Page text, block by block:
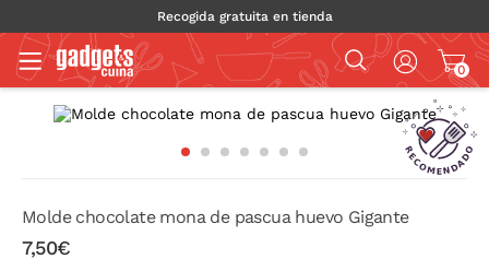
Recogida gratuita en tienda
0
Molde chocolate mona de pascua huevo Gigante
7,50€